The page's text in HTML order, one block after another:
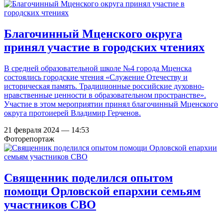
Благочинный Мценского округа
принял участие в городских чтениях
В средней образовательной школе №4 города Мценска
состоялись городские чтения «Служение Отечеству и
историческая память. Традиционные российские духовно-
нравственные ценности в образовательном пространстве».
Участие в этом мероприятии принял благочинный Мценского
округа протоиерей Владимир Герченов.
21 февраля 2024 — 14:53
Фоторепортаж
Священник поделился опытом
помощи Орловской епархии семьям
участников СВО